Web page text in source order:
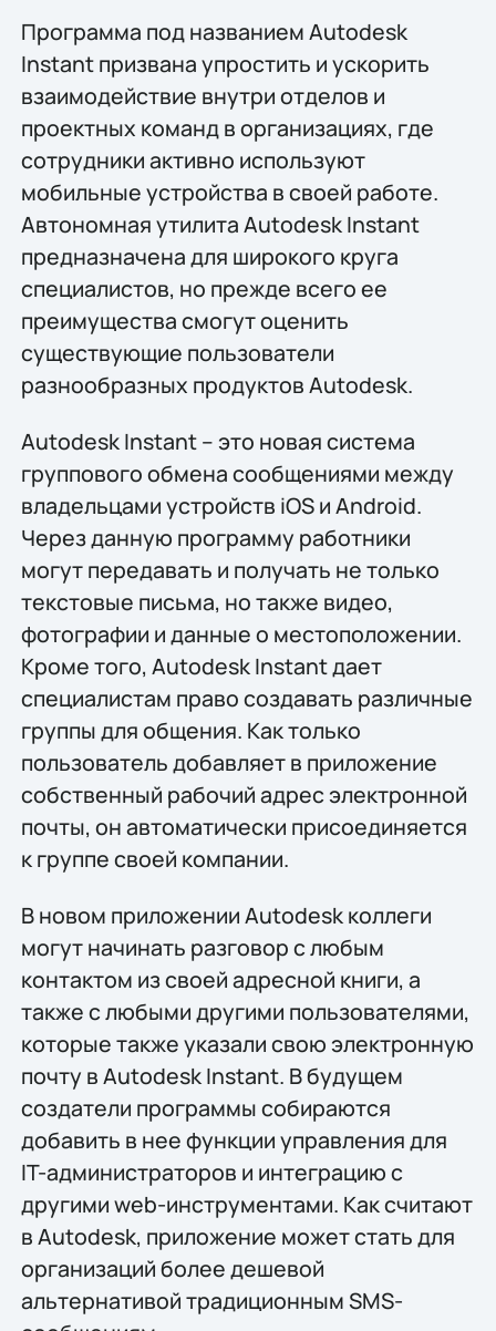
Программа под названием Autodesk
Instant призвана упростить и ускорить
взаимодействие внутри отделов и
проектных команд в организациях, где
сотрудники активно используют
мобильные устройства в своей работе.
Автономная утилита Autodesk Instant
предназначена для широкого круга
специалистов, но прежде всего ее
преимущества смогут оценить
существующие пользователи
разнообразных продуктов Autodesk.
Autodesk Instant – это новая система
группового обмена сообщениями между
владельцами устройств iOS и Android.
Через данную программу работники
могут передавать и получать не только
текстовые письма, но также видео,
фотографии и данные о местоположении.
Кроме того, Autodesk Instant дает
специалистам право создавать различные
группы для общения. Как только
пользователь добавляет в приложение
собственный рабочий адрес электронной
почты, он автоматически присоединяется
к группе своей компании.
В новом приложении Autodesk коллеги
могут начинать разговор с любым
контактом из своей адресной книги, а
также с любыми другими пользователями,
которые также указали свою электронную
почту в Autodesk Instant. В будущем
создатели программы собираются
добавить в нее функции управления для
IT-администраторов и интеграцию с
другими web-инструментами. Как считают
в Autodesk, приложение может стать для
организаций более дешевой
альтернативой традиционным SMS-